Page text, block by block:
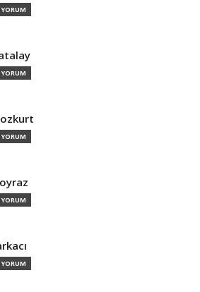
YORUM
YORUM
YORUM
YORUM
YORUM